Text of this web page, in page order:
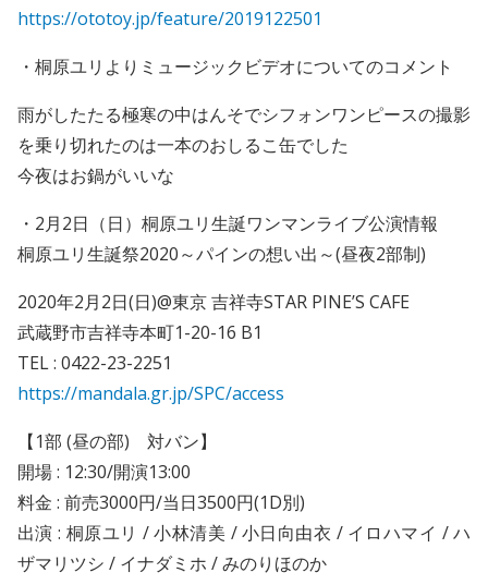
https://ototoy.jp/feature/2019122501
・桐原ユリよりミュージックビデオについてのコメント
雨がしたたる極寒の中はんそでシフォンワンピースの撮影
を乗り切れたのは一本のおしるこ缶でした
今夜はお鍋がいいな
・2月2日（日）桐原ユリ生誕ワンマンライブ公演情報
桐原ユリ生誕祭2020～パインの想い出～(昼夜2部制)
2020年2月2日(日)@東京 吉祥寺STAR PINE’S CAFE
武蔵野市吉祥寺本町1-20-16 B1
TEL : 0422-23-2251
https://mandala.gr.jp/SPC/access
【1部 (昼の部) 対バン】
開場 : 12:30/開演13:00
料金 : 前売3000円/当日3500円(1D別)
出演 : 桐原ユリ / 小林清美 / 小日向由衣 / イロハマイ / ハ
ザマリツシ / イナダミホ / みのりほのか